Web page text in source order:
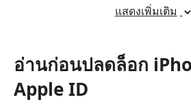
ส่วนที่ 6: FAQ เกี่ยวกับปลด
2.การปลดล็อค iPhone โดยไม่ใช้
หายหรือไม่?
แสดงเพิ่มเติม
อ่านก่อนปลดล็อก
Apple ID